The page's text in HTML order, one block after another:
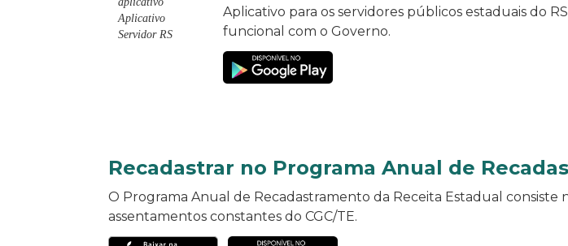
Aplicativo para os servidores públicos estaduais do
funcional com o Governo.
Recadastrar no Programa Anual de
O Programa Anual de Recadastramento da Receita Estadual
assentamentos constantes do CGC/TE.